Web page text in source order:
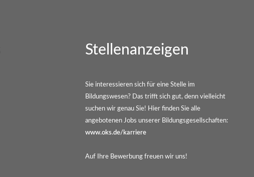
Stellenanzeigen
Sie interessieren sich für eine Stelle im
Bildungswesen? Das trifft sich gut, denn vielleicht
suchen wir genau Sie! Hier finden Sie alle
angebotenen Jobs unserer Bildungsgesellschaften:
www.oks.de/karriere
Auf Ihre Bewerbung freuen wir uns!